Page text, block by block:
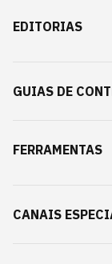
EDITORIAS
GUIAS DE
FERRAMENTAS
CANAIS